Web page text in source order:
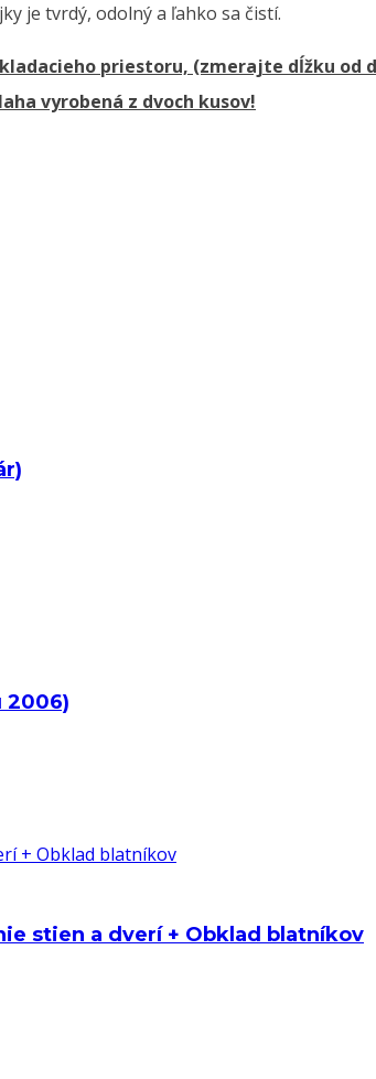
je tvrdý, odolný a ľahko sa čistí.
priestoru, (zmerajte dĺžku od
vyrobená z dvoch kusov!
2006)
stien a dverí + Obklad blatníkov